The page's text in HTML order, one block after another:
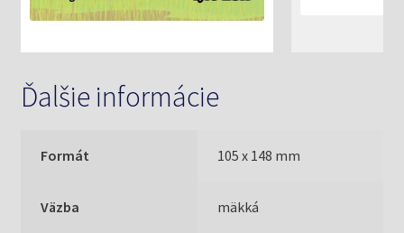
Ďalšie informácie
Formát 105 x 148 mm
Väzba mäkká